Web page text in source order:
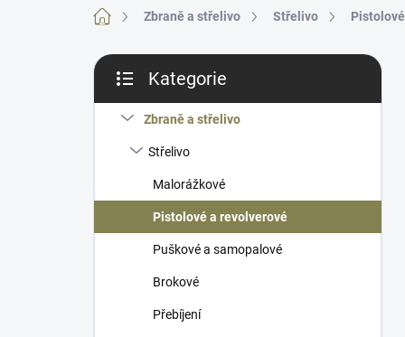
Domů Zbraně a střelivo Střelivo
P
s
n
kategorie
Kategorie
Zbraně a střelivo
Střelivo
Malorážkové
Pistolové a revolverové
Puškové a samopalové
Brokové
Přebíjení